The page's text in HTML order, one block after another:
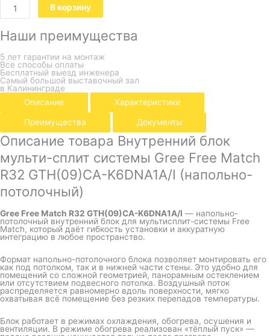
В корзину
Наши преимущества
5 лет гарантии на монтаж
Все способы оплаты
Бесплатный выезд инженера
Самый большой выставочный зал
в Калининграде
Описание
Характеристики
Преимущества Документы
Описание товара Внутренний блок
мульти-сплит системы Gree Free Match
R32 GTH(09)CA-K6DNA1A/I (напольно-
потолочный)
Gree Free Match R32 GTH(09)CA-K6DNA1A/I — напольно-
потолочный внутренний блок для мультисплит-системы Free
Match, который даёт гибкость установки и аккуратную
интеграцию в любое пространство.
Формат напольно-потолочного блока позволяет монтировать его
как под потолком, так и в нижней части стены. Это удобно для
помещений со сложной геометрией, панорамным остеклением
или отсутствием подвесного потолка. Воздушный поток
распределяется равномерно вдоль поверхности, мягко
охватывая всё помещение без резких перепадов температуры.
Блок работает в режимах охлаждения, обогрева, осушения и
вентиляции. В режиме обогрева реализован «тёплый пуск» —